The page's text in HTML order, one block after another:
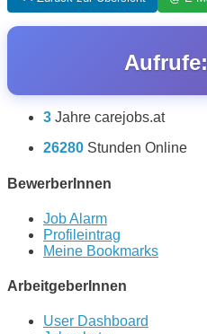
Aufrufe:
3 Jahre carejobs.at
26280 Stunden Online
BewerberInnen
Job Alarm
Profileintrag
Meine Bookmarks
ArbeitgeberInnen
User Dashboard